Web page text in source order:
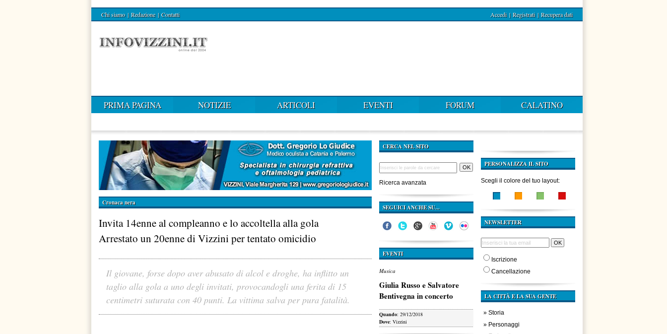
Chi siamo | Redazione | Contatti Accedi | Registrati | Recupera dati
PRIMA PAGINA NOTIZIE ARTICOLI EVENTI FORUM CALATINO
Cronaca nera
Invita 14enne al compleanno e lo accoltella alla gola
Arrestato un 20enne di Vizzini per tentato omicidio
Il giovane, forse dopo aver abusato di alcol e droghe, ha inflitto un
taglio alla gola a uno degli invitati, provocandogli una ferita di 15
centimetri suturata con 40 punti. La vittima salva per pura fatalità.
CERCA NEL SITO
Ricerca avanzata
SEGUICI ANCHE SU...
EVENTI
Musica
Giulia Russo e Salvatore
Bentivegna in concerto
Quando: 29/12/2018
Dove: Vizzini
PERSONALIZZA IL SITO
Scegli il colore del tuo layout:
NEWSLETTER
Iscrizione
Cancellazione
LA CITTÀ E LA SUA GENTE
» Storia
» Personaggi